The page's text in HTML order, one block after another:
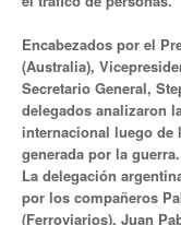
Secretaría de turismo
Secretaría de deporte
Secretaría de acción
Secretaria de la
Encabezados por el
(Australia),
Secretario General,
delegados analizaron
internacional luego de
generada por la guerra.
La delegación
por los compañeros
(Ferroviarios), Juan